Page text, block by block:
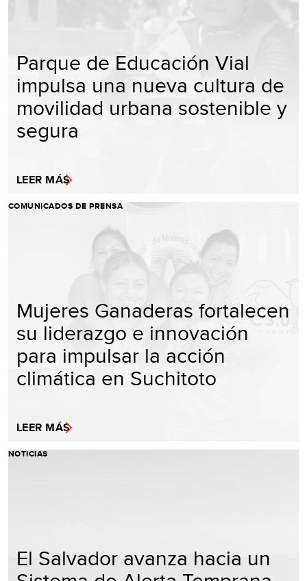
Parque de Educación Vial
impulsa una nueva cultura de
movilidad urbana sostenible y
segura
LEER MÁS
COMUNICADOS DE PRENSA
Mujeres Ganaderas fortalecen
su liderazgo e innovación
para impulsar la acción
climática en Suchitoto
LEER MÁS
NOTICIAS
El Salvador avanza hacia un